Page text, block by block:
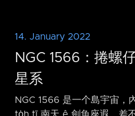
14. January 2022
NGC 1566：捲螺
星系
NGC 1566 是一个島宇宙，